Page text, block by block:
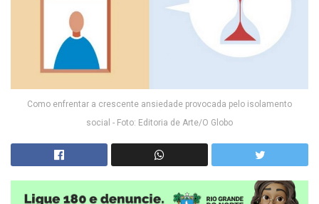
Como enfrentar a crescente ansiedade provocada pelo isolamento
social - Foto: Editoria de Arte/O Globo